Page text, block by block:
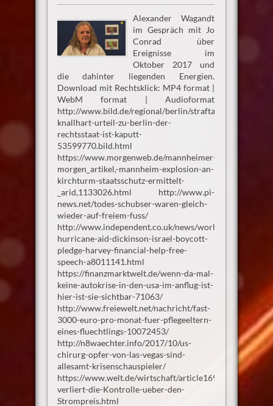
Alexander Wagandt
im Gespräch mit Jo
Conrad über
Ereignisse im
Oktober 2017 und
die dahinter liegenden Energien.
Download mit Rechtsklick: MP4 format |
WebM format | Audioformat
http://www.bild.de/regional/berlin/straftaten/
knallhart-urteil-zu-berlin-der-
rechtsstaat-ist-kaputt-
53599770.bild.html
https://www.morgenweb.de/mannheimer-
morgen_artikel,-mannheim-explosion-an-
kirchturm-staatsschutz-ermittelt-
_arid,1133026.html http://www.pi-
news.net/todes-schubser-waren-gleich-
wieder-auf-freiem-fuss/
http://www.independent.co.uk/news/world/americas/
hurricane-aid-dickinson-israel-boycott-
pledge-harvey-financial-help-free-
speech-a8011141.html
https://finanzmarktwelt.de/wenn-da-mal-
keine-autokrise-in-den-usa-im-anflug-ist-
hier-ist-sie-sichtbar-71063/
http://www.freiewelt.net/nachricht/fast-
3000-euro-pro-monat-fuer-pflegeeltern-
eines-fluechtlings-10072453/
http://n8waechter.info/2017/10/us-
chirurg-opfer-von-las-vegas-sind-
allesamt-krisenschauspieler/
https://www.welt.de/wirtschaft/article169420266/
verliert-die-Kontrolle-ueber-den-
Strompreis.html